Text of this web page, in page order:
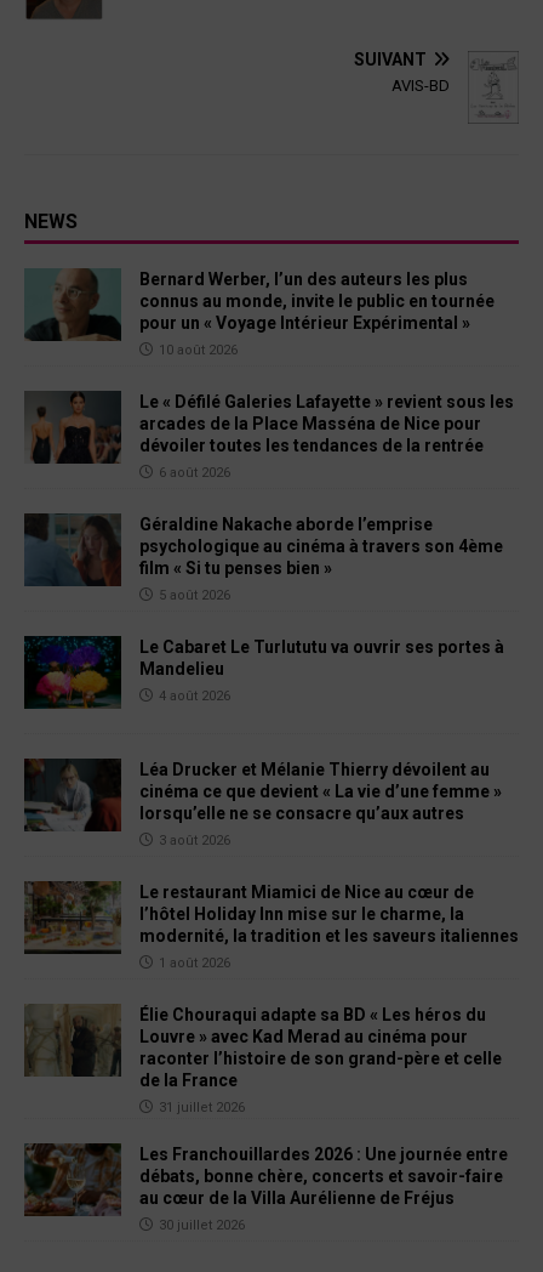
SUIVANT
AVIS-BD
NEWS
Bernard Werber, l’un des auteurs les plus
connus au monde, invite le public en tournée
pour un « Voyage Intérieur Expérimental »
10 août 2026
Le « Défilé Galeries Lafayette » revient sous les
arcades de la Place Masséna de Nice pour
dévoiler toutes les tendances de la rentrée
6 août 2026
Géraldine Nakache aborde l’emprise
psychologique au cinéma à travers son 4ème
film « Si tu penses bien »
5 août 2026
Le Cabaret Le Turlututu va ouvrir ses portes à
Mandelieu
4 août 2026
Léa Drucker et Mélanie Thierry dévoilent au
cinéma ce que devient « La vie d’une femme »
lorsqu’elle ne se consacre qu’aux autres
3 août 2026
Le restaurant Miamici de Nice au cœur de
l’hôtel Holiday Inn mise sur le charme, la
modernité, la tradition et les saveurs italiennes
1 août 2026
Élie Chouraqui adapte sa BD « Les héros du
Louvre » avec Kad Merad au cinéma pour
raconter l’histoire de son grand-père et celle
de la France
31 juillet 2026
Les Franchouillardes 2026 : Une journée entre
débats, bonne chère, concerts et savoir-faire
au cœur de la Villa Aurélienne de Fréjus
30 juillet 2026